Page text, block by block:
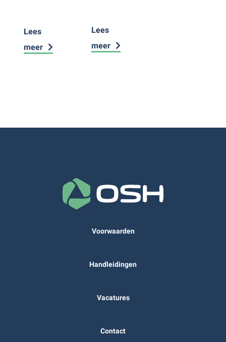
Lees
meer
Lees
meer
Voorwaarden
Handleidingen
Vacatures
Contact